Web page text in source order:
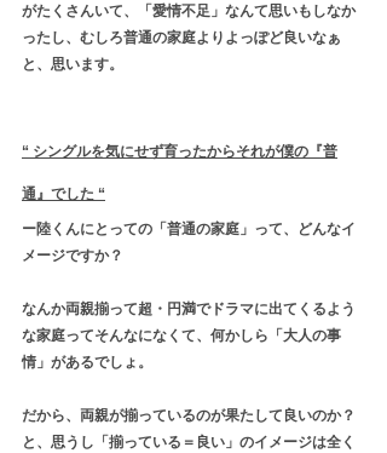
がたくさんいて、「愛情不足」なんて思いもしなか
ったし、むしろ普通の家庭よりよっぽど良いなぁ
と、思います。
“ シングルを気にせず育ったからそれが僕の『普
通』でした “
ー陸くんにとっての「普通の家庭」って、どんなイ
メージですか？
なんか両親揃って超・円満でドラマに出てくるよう
な家庭ってそんなになくて、何かしら「大人の事
情」があるでしょ。
だから、両親が揃っているのが果たして良いのか？
と、思うし「揃っている＝良い」のイメージは全く